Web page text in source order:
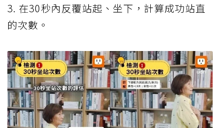
3. 在30秒內反覆站起、坐下，計算成功站直
的次數。